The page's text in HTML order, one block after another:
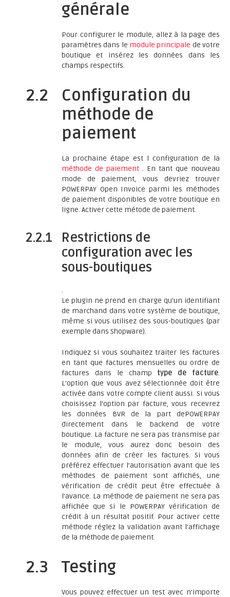
générale
Pour configurer le module, allez à la page des
paramètres dans le module principale de votre
boutique et insérez les données dans les
champs respectifs.
2.2
Configuration du
méthode de
paiement
La prochaine étape est l configuration de la
méthode de paiement . En tant que nouveau
mode de paiement, vous devriez trouver
POWERPAY Open Invoice parmi les méthodes
de paiement disponibles de votre boutique en
ligne. Activer cette métode de paiement.
2.2.1
Restrictions de
configuration avec les
sous-boutiques
.
Le plugin ne prend en charge qu'un identifiant
de marchand dans votre système de boutique,
même si vous utilisez des sous-boutiques (par
exemple dans Shopware).
Indiquez si vous souhaitez traiter les factures
en tant que factures mensuelles ou ordre de
factures dans le champ type de facture.
L'option que vous avez sélectionnée doit être
activée dans votre compte client aussi. Si vous
choisissez l’option par facture, vous recevrez
les données BVR de la part dePOWERPAY
directement dans le backend de votre
boutique. La facture ne sera pas transmise par
le module, vous aurez donc besoin des
données afin de créer les factures. Si vous
préférez effectuer l'autorisation avant que les
méthodes de paiement sont affichés, une
vérification de crédit peut être effectuée à
l'avance. La méthode de paiement ne sera pas
affichée que si le POWERPAY vérification de
crédit à un résultat positif. Pour activer cette
méthode réglez la validation avant l'affichage
de la méthode de paiement.
2.3 Testing
Vous pouvez effectuer un test avec n'importe